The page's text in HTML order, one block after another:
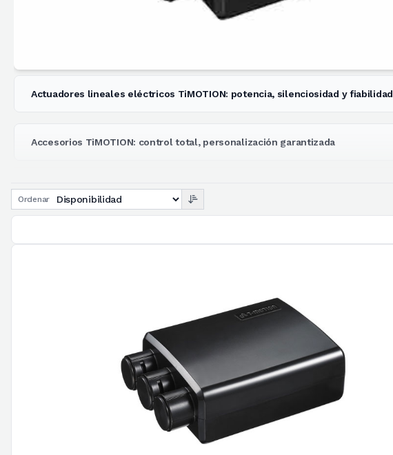
Actuadores lineales eléctricos TiMOTION: potencia, silenciosidad y fiabilidad
Accesorios TiMOTION: control total, personalización garantizada
Ordenar